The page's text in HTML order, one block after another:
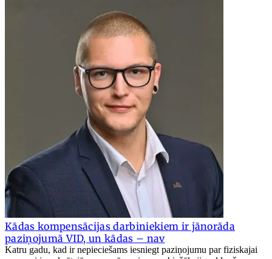
Kādas kompensācijas darbiniekiem ir jānorāda
paziņojumā VID, un kādas – nav
Katru gadu, kad ir nepieciešams iesniegt paziņojumu par fiziskajai